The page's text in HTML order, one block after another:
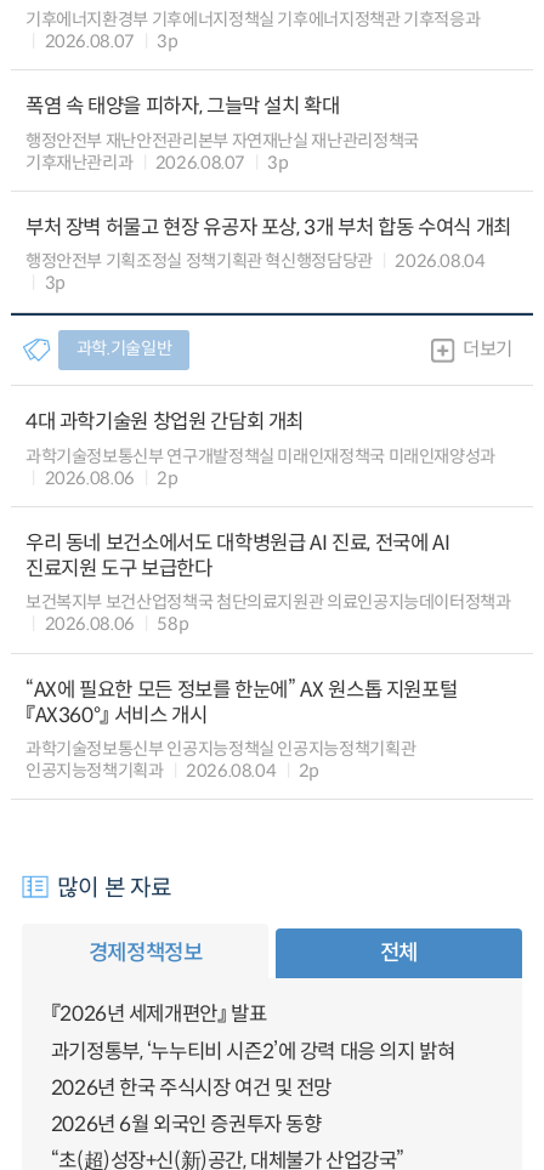
기후에너지환경부 기후에너지정책실 기후에너지정책관 기후적응과
2026.08.07
3p
폭염 속 태양을 피하자, 그늘막 설치 확대
행정안전부 재난안전관리본부 자연재난실 재난관리정책국
기후재난관리과
2026.08.07 3p
부처 장벽 허물고 현장 유공자 포상, 3개 부처 합동 수여식 개최
행정안전부 기획조정실 정책기획관 혁신행정담당관
2026.08.04
3p
과학.기술일반 더보기
4대 과학기술원 창업원 간담회 개최
과학기술정보통신부 연구개발정책실 미래인재정책국 미래인재양성과
2026.08.06
2p
우리 동네 보건소에서도 대학병원급 AI 진료, 전국에 AI
진료지원 도구 보급한다
보건복지부 보건산업정책국 첨단의료지원관 의료인공지능데이터정책과
2026.08.06
58p
“AX에 필요한 모든 정보를 한눈에” AX 원스톱 지원포털
『AX360°』 서비스 개시
과학기술정보통신부 인공지능정책실 인공지능정책기획관
인공지능정책기획과
2026.08.04 2p
많이 본 자료
경제정책정보 전체
『2026년 세제개편안』 발표
과기정통부, ‘누누티비 시즌2’에 강력 대응 의지 밝혀
2026년 한국 주식시장 여건 및 전망
2026년 6월 외국인 증권투자 동향
“초(超)성장+신(新)공간, 대체불가 산업강국”